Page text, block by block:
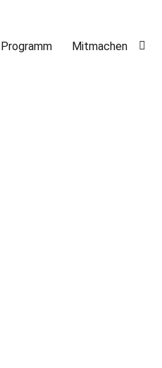
Programm Mitmachen